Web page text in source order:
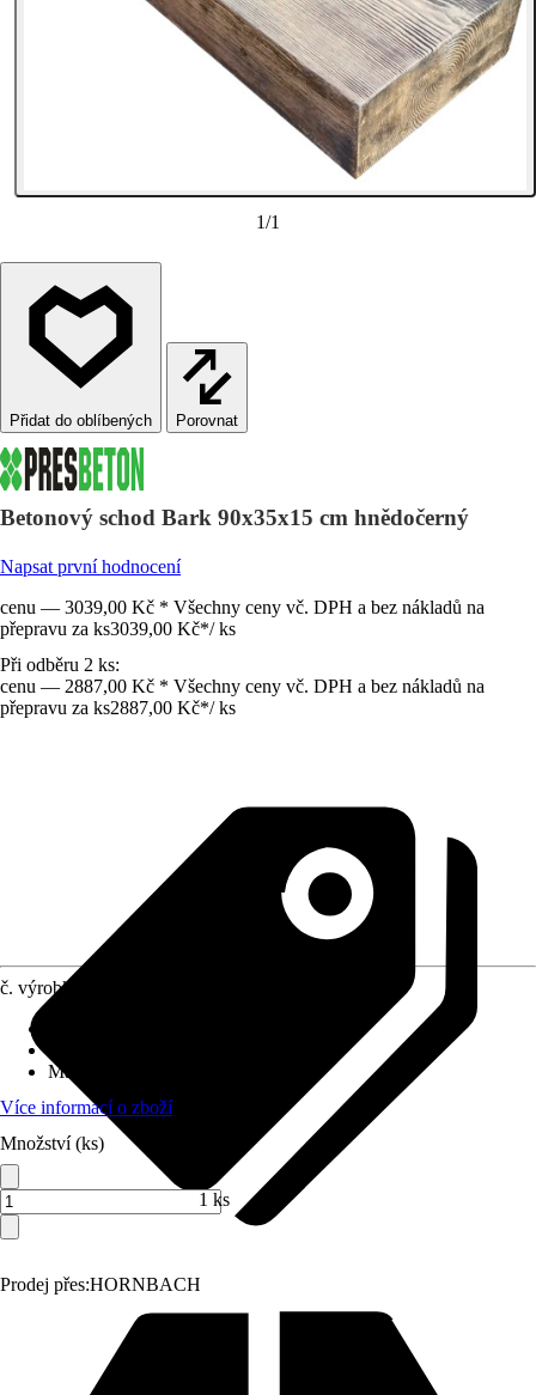
1/1
Porovnat
Betonový schod Bark 90x35x15 cm hnědočerný
Napsat první hodnocení
cenu — 3039,00 Kč * Všechny ceny vč. DPH a bez nákladů na
přepravu za ks3039,00 Kč*/ ks
Při odběru 2 ks:
cenu — 2887,00 Kč * Všechny ceny vč. DPH a bez nákladů na
přepravu za ks2887,00 Kč*/ ks
Prodej přes:HORNBACH
č. výrobku
Materiál
Více informací o zboží
Množství (ks)
1 ks